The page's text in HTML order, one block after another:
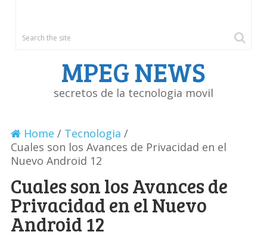
MPEG NEWS
secretos de la tecnologia movil
Home / Tecnologia /
Cuales son los Avances de Privacidad en el
Nuevo Android 12
Cuales son los Avances de
Privacidad en el Nuevo
Android 12